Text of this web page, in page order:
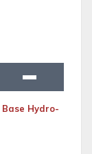
Base Hydro-